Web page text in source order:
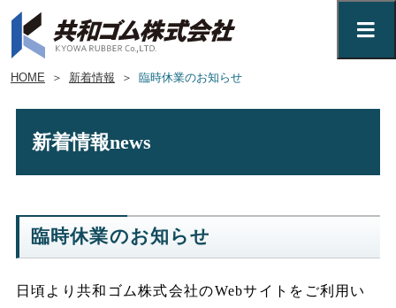
HOME ＞ 新着情報 ＞ 臨時休業のお知らせ
新着情報news
臨時休業のお知らせ
日頃より共和ゴム株式会社のWebサイトをご利用い